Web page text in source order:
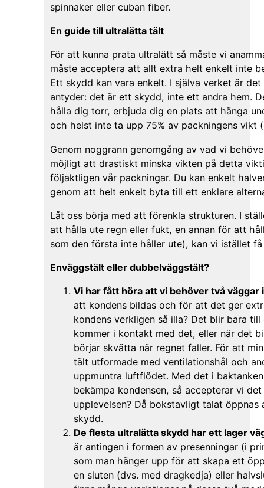
spinnaker eller cuban fiber.
En guide till ultralätta tält
För att kunna prata ultralätt så måste vi
måste acceptera att allt extra helt enkelt inte
Ett skydd kan vara enkelt. I själva verket är
antyder: det är ett skydd, inte ett andra hem.
hålla dig torr, erbjuda dig en plats att hänga
och helst inte ta upp 75% av packningens vikt
Genom noggrann genomgång av vad vi
möjligt att drastiskt minska vikten på detta
följaktligen vår packningar. Du kan enkelt
genom att helt enkelt byta till ett enklare
Låt oss börja med att förenkla strukturen. I
att hålla ute regn eller fukt, en annan för att
som den första inte håller ute), kan vi istället få
Enväggstält eller dubbelväggstält?
Vi har fått höra att vi behöver två väggar
att kondens bildas och för att det ger
kondens verkligen så illa? Det blir bara
kommer i kontakt med det, eller när det
börjar skvätta när regnet faller. För att
tält utformade med ventilationshål och
uppmuntra luftflödet. Med det i
bekämpa kondensen, så accepterar vi
upplevelsen? Då bokstavligt talat
skydd.
De flesta ultralätta skydd har ett lager
är antingen i formen av presenningar (i
som man hänger upp för att skapa ett
en sluten (dvs. med dragkedja) eller